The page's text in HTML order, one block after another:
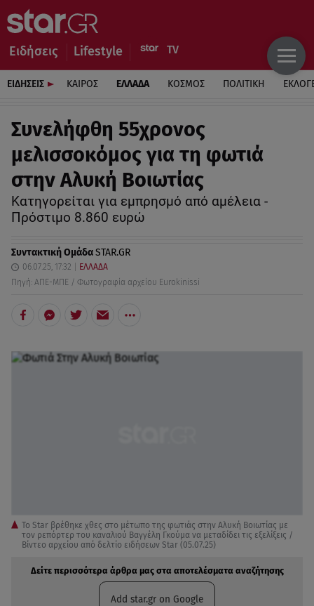
Ειδήσεις Lifestyle
ΕΙΔΗΣΕΙΣ ΚΑΙΡΟΣ ΕΛΛΑΔΑ ΚΟΣΜΟΣ ΠΟΛΙΤΙΚΗ
Συνελήφθη 55χρονος
μελισσοκόμος για τη φωτιά
στην Αλυκή Βοιωτίας
Κατηγορείται για εμπρησμό από αμέλεια -
Πρόστιμο 8.860 ευρώ
Συντακτική ΟμάδαSTAR.GR
06.07.25, 17:32
ΕΛΛΑΔΑ
Πηγή: ΑΠΕ-ΜΠΕ / Φωτογραφία αρχείου Eurokinissi
Το Star βρέθηκε χθες στο μέτωπο της φωτιάς στην Αλυκή Βοιωτίας με
τον ρεπόρτερ του καναλιού Βαγγέλη Γκούμα να μεταδίδει τις εξελίξεις /
Βίντεο αρχείου από δελτίο ειδήσεων Star (05.07.25)
Δείτε περισσότερα άρθρα μας στα αποτελέσματα αναζήτησης
Add star.gr on Google